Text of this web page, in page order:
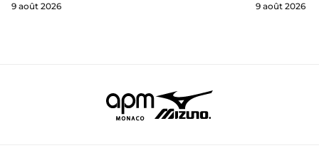
9 août 2026 9 août 2026